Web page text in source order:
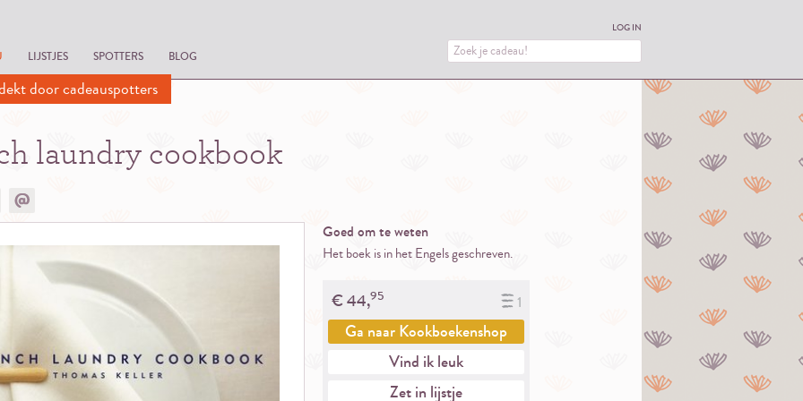
LIJSTJES SPOTTERS BLOG
LOG IN
door cadeauspotters
laundry cookbook
Goed om te weten
Het boek is in het Engels geschreven.
1
€44,95
Ga naarKookboekenshop
Vind ik leuk
Zet in lijstje